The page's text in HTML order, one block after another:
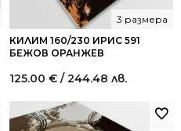
КИЛИМ 160/230 ИРИС 591
БЕЖОВ ОРАНЖЕВ
3 размера
125.00 € / 244.48 лв.